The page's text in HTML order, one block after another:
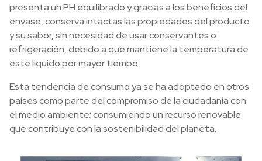
presenta un PH equilibrado y gracias a los beneficios del
envase, conserva intactas las propiedades del producto
y su sabor, sin necesidad de usar conservantes o
refrigeración, debido a que mantiene la temperatura de
este liquido por mayor tiempo.
Esta tendencia de consumo ya se ha adoptado en otros
países como parte del compromiso de la ciudadanía con
el medio ambiente; consumiendo un recurso renovable
que contribuye con la sostenibilidad del planeta.